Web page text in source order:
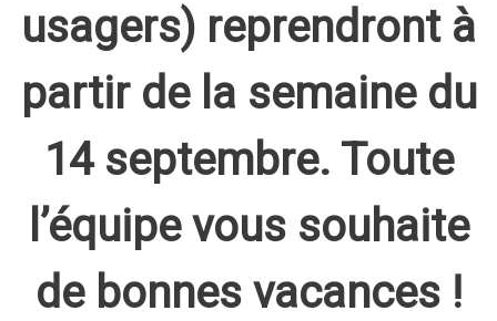
usagers) reprendront à
partir de la semaine du
14 septembre. Toute
l’équipe vous souhaite
de bonnes vacances !